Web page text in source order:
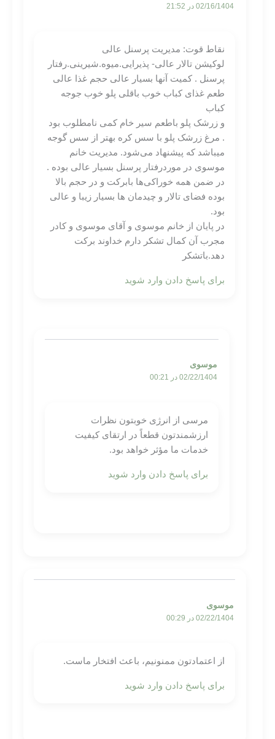
02/16/1404 در 21:52
نقاط قوت: مدیریت پرسنل عالی
لوکیشن تالار عالی- پذیرایی.میوه.شیرینی.رفتار
پرسنل . کمیت آنها بسیار عالی حجم غذا عالی
طعم غذای کباب خوب باقلی پلو خوب جوجه
کباب
و زرشک پلو باطعم سیر خام کمی نامطلوب بود
. مرغ زرشک پلو با سس کره بهتر از سس گوجه
میباشد که پیشنهاد می‌شود. مدیریت خانم
موسوی در موردرفتار پرسنل بسیار عالی بوده .
در ضمن همه خوراکی‌ها بابرکت و در حجم بالا
بوده فضای تالار و چیدمان ها بسیار زیبا و عالی
بود.
در پایان از خانم موسوی و آقای موسوی و کادر
مجرب آن کمال تشکر دارم خداوند برکت
دهد.باتشکر
برای پاسخ دادن وارد شوید
موسوی
02/22/1404 در 00:21
مرسی از انرژی خوبتون نظرات
ارزشمندتون قطعاً در ارتقای کیفیت
خدمات ما مؤثر خواهد بود.
برای پاسخ دادن وارد شوید
موسوی
02/22/1404 در 00:29
از اعتمادتون ممنونیم، باعث افتخار ماست.
برای پاسخ دادن وارد شوید